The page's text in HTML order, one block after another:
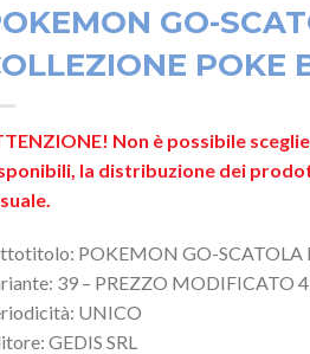
GO-
POKE
Non è possibile
la distribuzione dei
POKEMON GO-SCATOLA
39 – PREZZO MODIFICATO 4
UNICO
GEDIS SRL